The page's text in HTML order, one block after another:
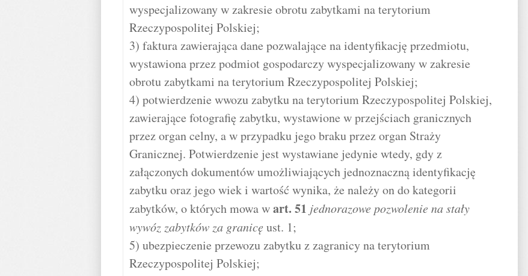
wyspecjalizowany w zakresie obrotu zabytkami na terytorium
Rzeczypospolitej Polskiej;
3) faktura zawierająca dane pozwalające na identyfikację przedmiotu,
wystawiona przez podmiot gospodarczy wyspecjalizowany w zakresie
obrotu zabytkami na terytorium Rzeczypospolitej Polskiej;
4) potwierdzenie wwozu zabytku na terytorium Rzeczypospolitej Polskiej,
zawierające fotografię zabytku, wystawione w przejściach granicznych
przez organ celny, a w przypadku jego braku przez organ Straży
Granicznej. Potwierdzenie jest wystawiane jedynie wtedy, gdy z
załączonych dokumentów umożliwiających jednoznaczną identyfikację
zabytku oraz jego wiek i wartość wynika, że należy on do kategorii
zabytków, o których mowa wart. 51 jednorazowe pozwolenie na stały
wywóz zabytków za granicę ust. 1;
5) ubezpieczenie przewozu zabytku z zagranicy na terytorium
Rzeczypospolitej Polskiej;